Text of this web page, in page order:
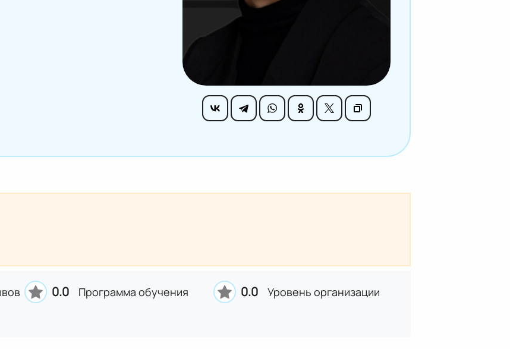
0.0 Программа обучения 0.0 Уровень организации